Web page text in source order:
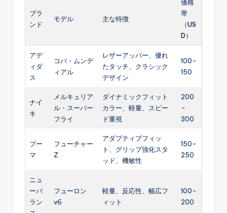
ブラ
ンド
モデル 主な特徴
価格
帯
（US
D）
アデ
ィダ
ス
コパ・ムンデ
ィアル
レザーアッパー、優れ
たタッチ、クラシック
デザイン
100-
150
ナイ
キ
メルキュリア
ル・スーパー
フライ
ダイナミックフィット
カラー、軽量、スピー
ド重視
200
-
300
プー
マ
フューチャー
Z
アダプティブフィッ
ト、グリップ強化スタ
ッド、機敏性
150-
250
ニュ
ーバ
ラン
フューロン
v6
軽量、反応性、幅広フ
ィット
100-
200